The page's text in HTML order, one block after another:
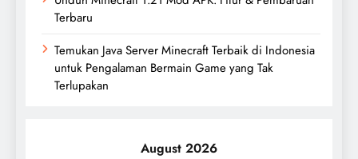
Terbaru
Temukan Java Server Minecraft Terbaik di Indonesia
untuk Pengalaman Bermain Game yang Tak
Terlupakan
August 2026